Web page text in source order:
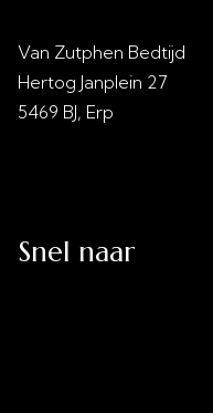
Van Zutphen Bedtijd
Hertog Janplein 27
5469 BJ, Erp
Snel naar